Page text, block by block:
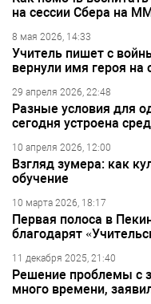
на сессии Сбера на
8 мая 2026, 14:33
Учитель пишет с
вернули имя героя на
29 апреля 2026, 22:48
Разные условия для
сегодня устроена
10 апреля 2026, 12:00
Взгляд зумера: как
обучение
10 марта 2026, 18:17
Первая полоса в
благодарят
11 декабря 2025, 21:40
Решение проблемы с
много времени,